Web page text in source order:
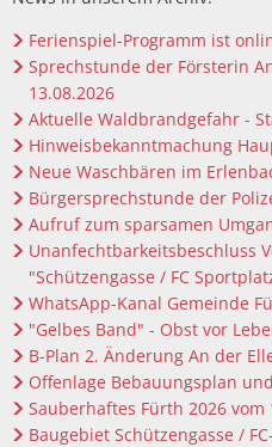
Schulen
Soziale
Vereine
Ferienspiel-Programm ist
Sprechstunde der Försterin
13.08.2026
Aktuelle Waldbrandgefahr -
Hinweisbekanntmachung
Neue Waschbären im
Bürgersprechstunde der
Aufruf zum sparsamen
Unanfechtbarkeitsbeschluss
"Schützengasse / FC
WhatsApp-Kanal Gemeinde
"Gelbes Band" - Obst vor
B-Plan 2. Änderung An der
Offenlage Bebauungsplan
Sauberhaftes Fürth 2026 vom
Baugebiet Schützengasse /